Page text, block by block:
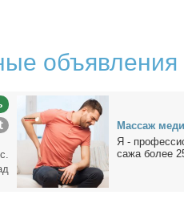
объявления
Мас­саж
Я -
са­жа бо­лее